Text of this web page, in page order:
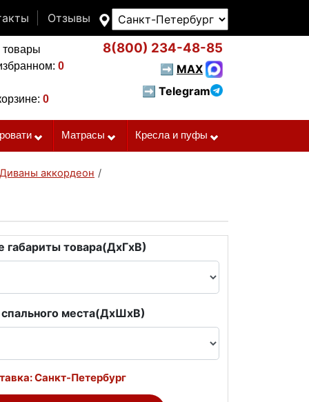
Отзывы
0
0
8(800) 234-48-85
➡ MAX
➡ Telegram
Матрасы Кресла и пуфы
Диваны аккордеон /
габариты товара(ДxГxВ)
места(ДxШxВ)
Санкт-Петербург